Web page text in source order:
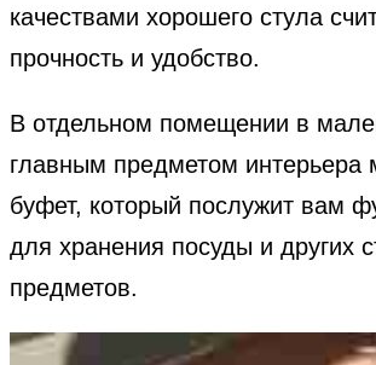
качествами хорошего стула
прочность и удобство.
В отдельном помещении в
главным предметом интерьера
буфет, который послужит вам
для хранения посуды и других
предметов.